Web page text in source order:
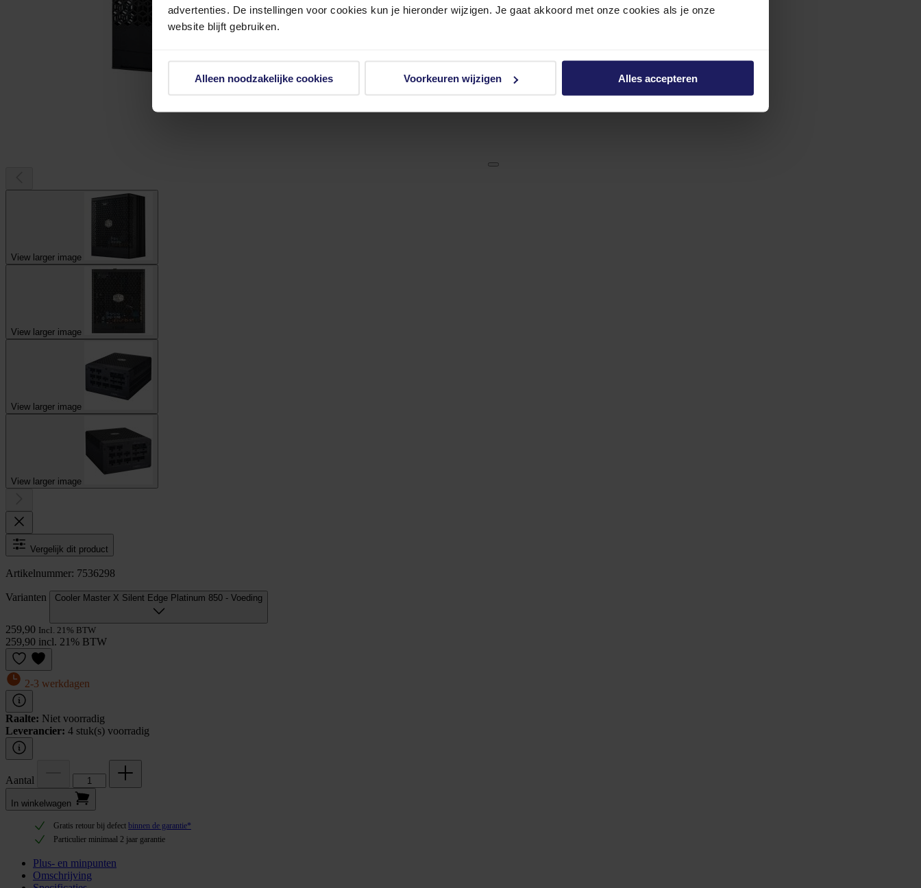
advertenties. De instellingen voor cookies kun je hieronder wijzigen. Je gaat akkoord met onze cookies als je onze
website blijft gebruiken.
Alleen noodzakelijke cookies Voorkeuren wijzigen Alles accepteren
View larger image
View larger image
View larger image
View larger image
Vergelijk dit product
Artikelnummer: 7536298
Varianten Cooler Master X Silent Edge Platinum 850 - Voeding
259,90 Incl. 21% BTW
259,90 incl. 21% BTW
2-3 werkdagen
Raalte: Niet voorradig
Leverancier: 4 stuk(s) voorradig
Aantal
In winkel­wagen
Gratis retour bij defect binnen de garantie*
Particulier minimaal 2 jaar garantie
Plus- en minpunten
Omschrijving